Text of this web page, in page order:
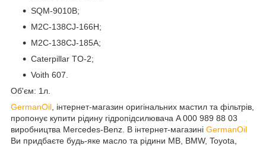
SQM-9010B;
M2C-138CJ-166H;
M2C-138CJ-185A;
Caterpillar TO-2;
Voith 607.
Об'єм: 1л.
GermanOil , інтернет-магазин оригінальних мастил та фільтрів,
пропонує купити рідину гідропідсилювача A 000 989 88 03
виробництва Mercedes-Benz. В інтернет-магазині GermanOil
Ви придбаєте будь-яке масло та рідини MB, BMW, Toyota,